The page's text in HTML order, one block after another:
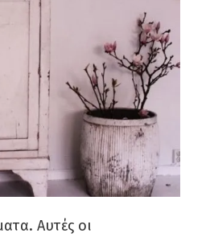
Αυτές οι